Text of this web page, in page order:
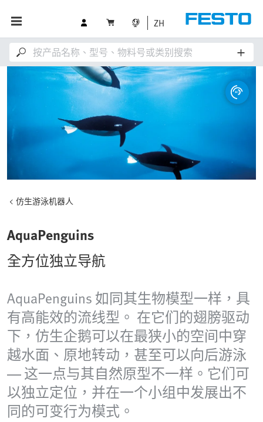
ZH
仿生游泳机器人
AquaPenguins
全方位独立导航
AquaPenguins 如同其生物模型一样，具
有高能效的流线型。 在它们的翅膀驱动
下，仿生企鹅可以在最狭小的空间中穿
越水面、原地转动，甚至可以向后游泳
— 这一点与其自然原型不一样。它们可
以独立定位，并在一个小组中发展出不
同的可变行为模式。